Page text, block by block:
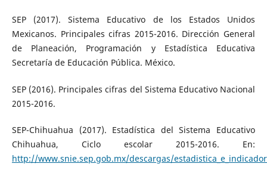
SEP (2017). Sistema Educativo de los Estados Unidos
Mexicanos. Principales cifras 2015-2016. Dirección General
de Planeación, Programación y Estadística Educativa
Secretaría de Educación Pública. México.
SEP (2016). Principales cifras del Sistema Educativo Nacional
2015-2016.
SEP-Chihuahua (2017). Estadística del Sistema Educativo
Chihuahua, Ciclo escolar 2015-2016. En:
http://www.snie.sep.gob.mx/descargas/